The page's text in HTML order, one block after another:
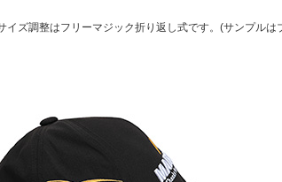
イズ調整はフリーマジック折り返し式です。(サンプルは